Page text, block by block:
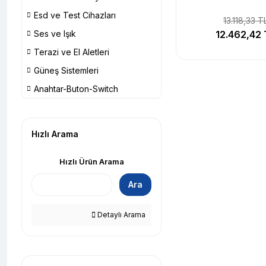
Esd ve Test Cihazları
Ses ve Işık
Terazi ve El Aletleri
Güneş Sistemleri
Anahtar-Buton-Switch
Hızlı Arama
Hızlı Ürün Arama
Ara
Detaylı Arama
13.118,33
12.462,42